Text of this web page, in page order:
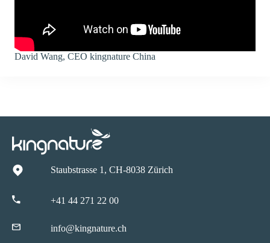
David Wang, CEO kingnature China
Staubstrasse 1, CH-8038 Zürich
+41 44 271 22 00
info@kingnature.ch